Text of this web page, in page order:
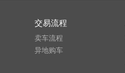
交易流程
卖车流程
异地购车